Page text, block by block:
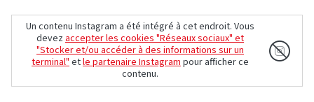
Un contenu Instagram a été intégré à cet endroit. Vous
devezaccepter les cookies "Réseaux sociaux" et
"Stocker et/ou accéder à des informations sur un
terminal"etle partenaire Instagrampour afficher ce
contenu.